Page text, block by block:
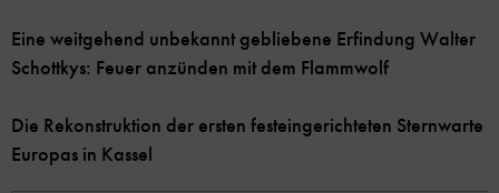
Eine weitgehend unbekannt gebliebene Erfindung Walter
Schottkys: Feuer anzünden mit dem Flammwolf
Die Rekonstruktion der ersten festeingerichteten Sternwarte
Europas in Kassel